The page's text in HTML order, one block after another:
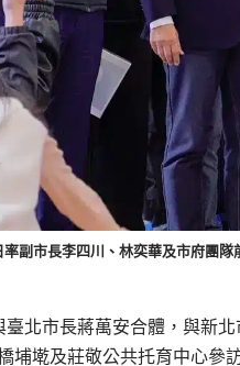
副市長李四川、林奕華及市府團
北市長蔣萬安合體，與新
埔墘及莊敬公共托育中心